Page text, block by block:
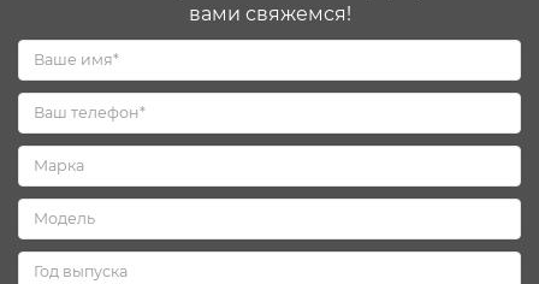
вами свяжемся!